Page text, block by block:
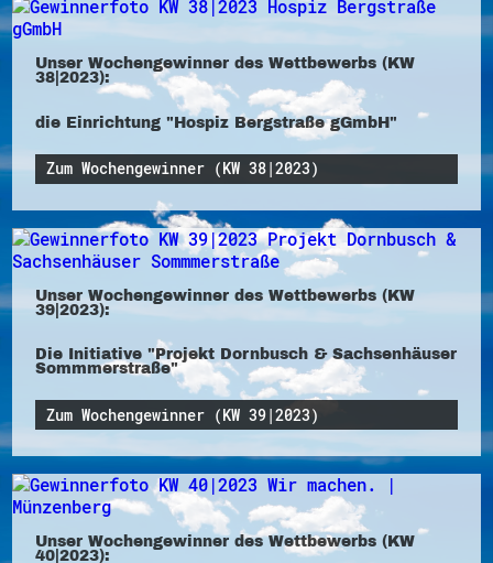
Unser Wochengewinner des Wettbewerbs (KW
38|2023):
die Einrichtung "Hospiz Bergstraße gGmbH"
Zum Wochengewinner (KW 38|2023)
Unser Wochengewinner des Wettbewerbs (KW
39|2023):
Die Initiative "Projekt Dornbusch & Sachsenhäuser
Sommmerstraße"
Zum Wochengewinner (KW 39|2023)
Unser Wochengewinner des Wettbewerbs (KW
40|2023):